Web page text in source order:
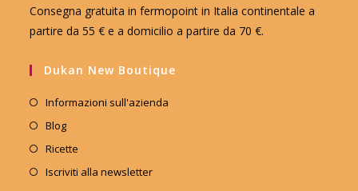
Consegna gratuita in fermopoint in Italia continentale a
partire da 55 € e a domicilio a partire da 70 €.
Dukan New Boutique
Informazioni sull'azienda
Blog
Ricette
Iscriviti alla newsletter